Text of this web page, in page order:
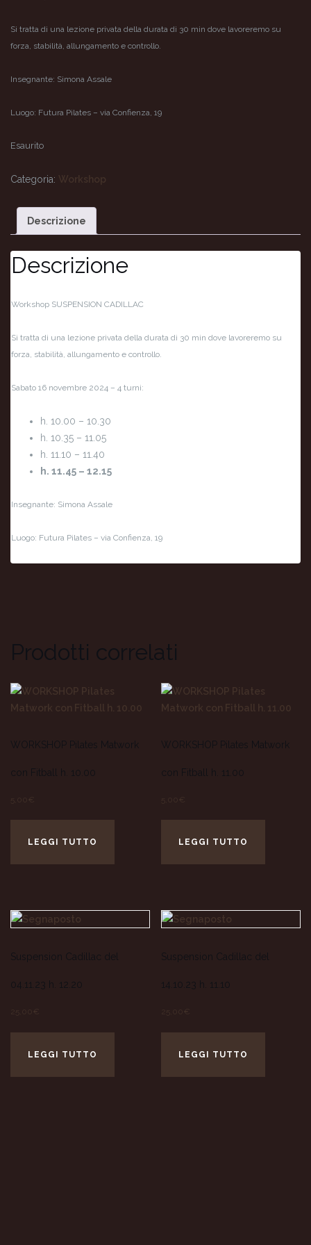
Si tratta di una lezione privata della durata di 30 min dove lavoreremo su
forza, stabilità, allungamento e controllo.
Insegnante: Simona Assale
Luogo: Futura Pilates – via Confienza, 19
Esaurito
Categoria: Workshop
Descrizione
Descrizione
Workshop SUSPENSION CADILLAC
Si tratta di una lezione privata della durata di 30 min dove lavoreremo su
forza, stabilità, allungamento e controllo.
Sabato 16 novembre 2024 – 4 turni:
h. 10.00 – 10.30
h. 10.35 – 11.05
h. 11.10 – 11.40
h. 11.45 – 12.15
Insegnante: Simona Assale
Luogo: Futura Pilates – via Confienza, 19
Prodotti correlati
WORKSHOP Pilates Matwork
con Fitball h. 10.00
€
LEGGI TUTTO
WORKSHOP Pilates Matwork
con Fitball h. 11.00
€
LEGGI TUTTO
Suspension Cadillac del
04.11.23 h. 12.20
€
LEGGI TUTTO
Suspension Cadillac del
14.10.23 h. 11.10
€
LEGGI TUTTO